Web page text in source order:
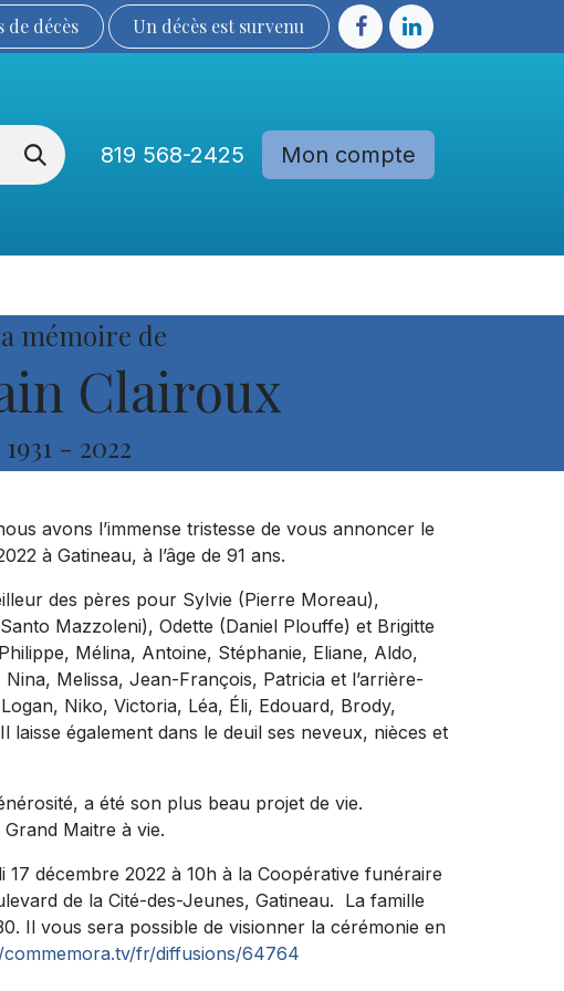
de décès Un décès est sur​​​​​​​​ve​nu​​​​​​​​​​
819 568-2425 Mon compte
mémoire de
Clairoux
1931 - 2022
avons l’immense tristesse de vous annoncer le
à Gatineau, à l’âge de 91 ans.
des pères pour Sylvie (Pierre Moreau),
Mazzoleni), Odette (Daniel Plouffe) et Brigitte
Mélina, Antoine, Stéphanie, Eliane, Aldo,
Melissa, Jean-François, Patricia et l’arrière-
Niko, Victoria, Léa, Éli, Edouard, Brody,
également dans le deuil ses neveux, nièces et
a été son plus beau projet de vie.
Maitre à vie.
décembre 2022 à 10h à la Coopérative funéraire
de la Cité-des-Jeunes, Gatineau. La famille
Il vous sera possible de visionner la cérémonie en
fr/diffusions/64764